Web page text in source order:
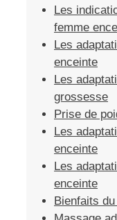
Les
femme
Les
enceinte
Les
grossesse
Prise de
Les
enceinte
Les
enceinte
Bienfaits